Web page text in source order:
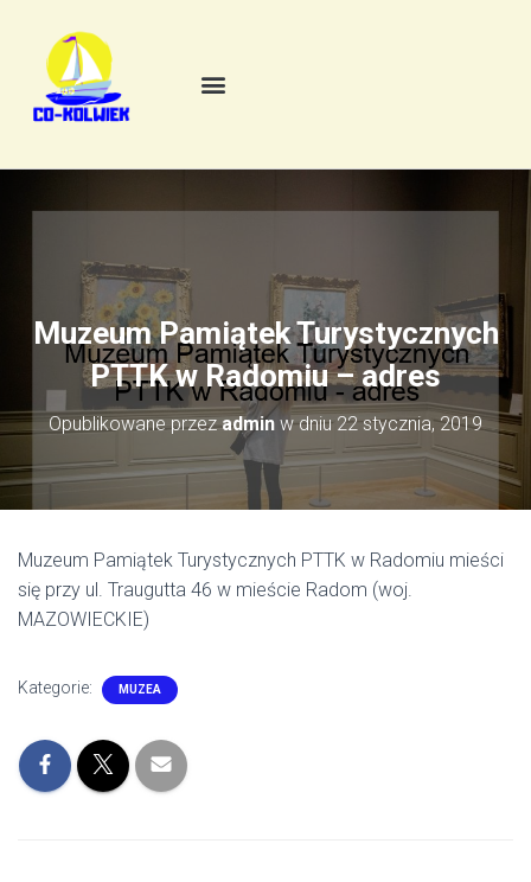
Muzeum Pamiątek Turystycznych
PTTK w Radomiu – adres
Opublikowane przezadmin w dniu 22 stycznia, 2019
Muzeum Pamiątek Turystycznych PTTK w Radomiu mieści
się przy ul. Traugutta 46 w mieście Radom (woj.
MAZOWIECKIE)
Kategorie: MUZEA